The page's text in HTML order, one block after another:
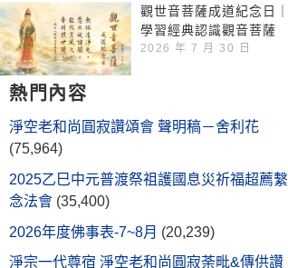
觀世音菩薩成道紀念日｜
學習經典認識觀音菩薩
2026 年 7 月 30 日
熱門內容
淨空老和尚圓寂讚頌會 聲明稿－舍利花
(75,964)
2025乙巳中元普渡祭祖護國息災祈福超薦繫
念法會 (35,400)
2026年度佛事表-7~8月 (20,239)
淨宗一代尊宿 淨空老和尚圓寂荼毗&傳供讚